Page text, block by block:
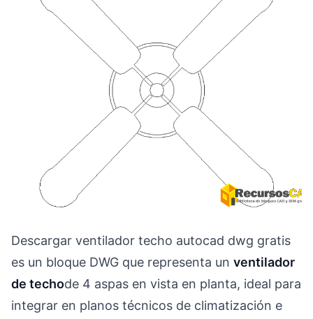
Descargar ventilador techo autocad dwg gratis
es un bloque DWG que representa un ventilador
de techode 4 aspas en vista en planta, ideal para
integrar en planos técnicos de climatización e